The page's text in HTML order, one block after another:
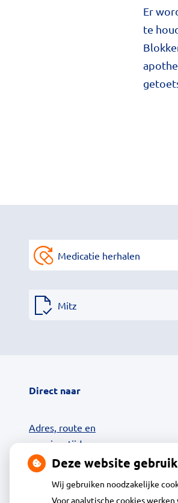
Er
te
Medicatie herhalen
Mitz
Direct naar
Adres, route en
openingstijden
Contact
Uw zorg online
24-uurs Afhaalkluis
Deze website
Wij gebruiken noodzakelijke
Voor analytische cookies